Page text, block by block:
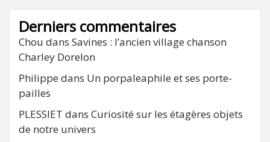
Derniers commentaires
Chou dans Savines : l’ancien village chanson
Charley Dorelon
Philippe dans Un porpaleaphile et ses porte-
pailles
PLESSIET dans Curiosité sur les étagères objets
de notre univers